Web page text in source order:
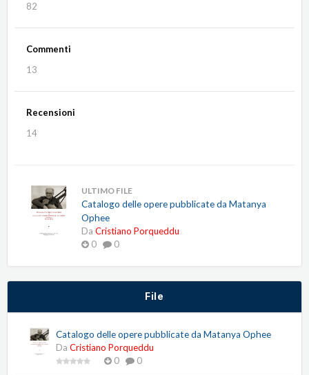
82
Commenti
13
Recensioni
14
ULTIMO FILE
Catalogo delle opere pubblicate da Matanya
Ophee
Da Cristiano Porqueddu
0
0
File
Catalogo delle opere pubblicate da Matanya Ophee
Da Cristiano Porqueddu
0
0